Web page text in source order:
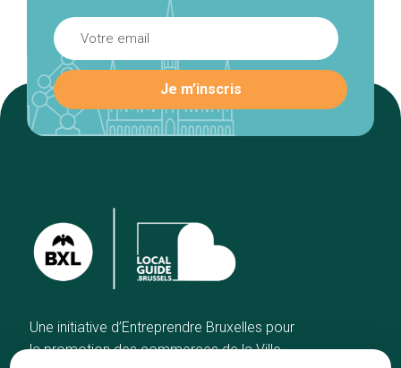
Une initiative d’Entreprendre Bruxelles pour
la promotion des commerces de la Ville